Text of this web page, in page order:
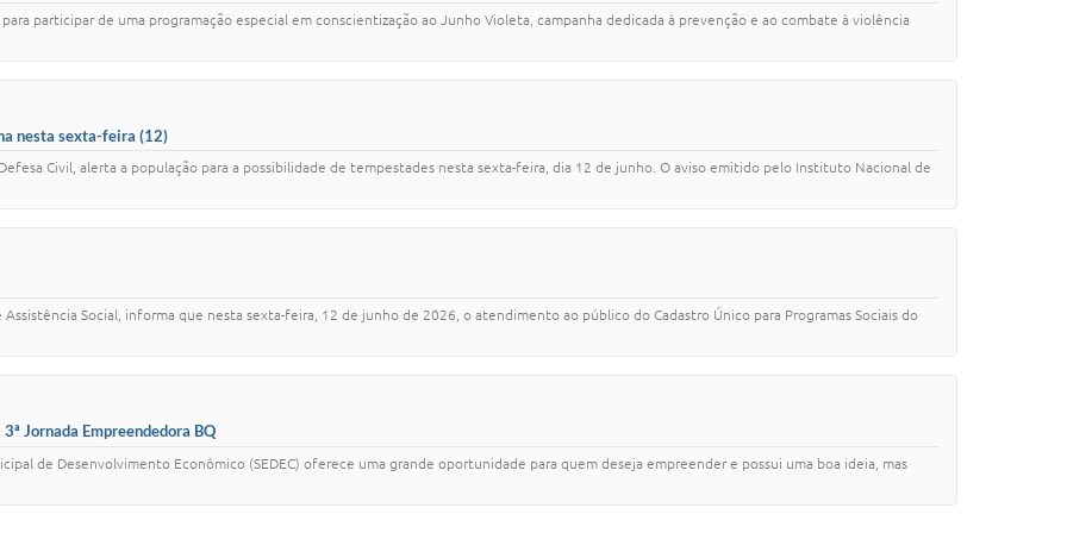
participar de uma programação especial em conscientização ao Junho Violeta, campanha dedicada à prevenção e ao combate à violência
nesta sexta-feira (12)
Civil, alerta a população para a possibilidade de tempestades nesta sexta-feira, dia 12 de junho. O aviso emitido pelo Instituto Nacional de
Social, informa que nesta sexta-feira, 12 de junho de 2026, o atendimento ao público do Cadastro Único para Programas Sociais do
Jornada Empreendedora BQ
de Desenvolvimento Econômico (SEDEC) oferece uma grande oportunidade para quem deseja empreender e possui uma boa ideia, mas